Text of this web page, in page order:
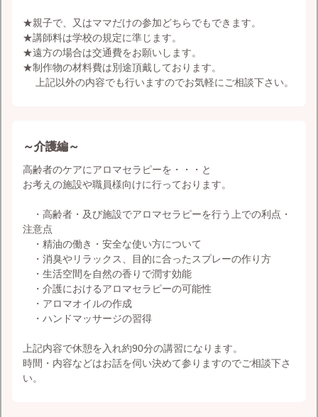
★親子で、又はママだけの参加どちらでもできます。
★講師料は学校の規定に準じます。
★遠方の場合は交通費をお願いします。
★制作物の材料費は別途頂戴しております。
上記以外の内容でも行いますのでお気軽にご相談下さい。
～介護編～
高齢者のケアにアロマセラピーを・・・と
お考えの施設や職員様向けに行っております。
・高齢者・及び施設でアロマセラピーを行う上での利点・
注意点
・精油の働き・安全な使い方について
・消臭やリラックス、目的に合ったスプレーの作り方
・生活空間を自然の香りで潤す効能
・介護におけるアロマセラピーの可能性
・アロマオイルの作成
・ハンドマッサージの習得
上記内容で休憩を入れ約90分の講習になります。
時間・内容などはお話を伺い決めて参りますのでご相談下さ
い。